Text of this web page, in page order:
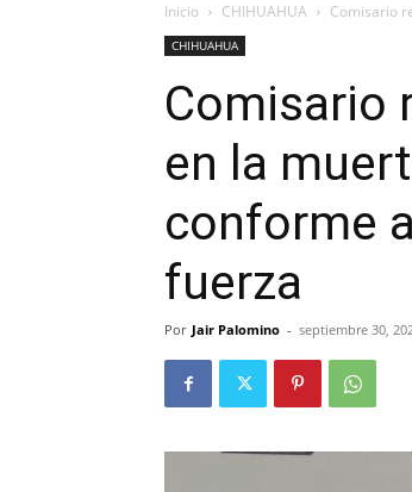
Inicio CHIHUAHUA Comisario
CHIHUAHUA
Comisario
en la
conforme
fuerza
Por Jair Palomino - septiembre 30,